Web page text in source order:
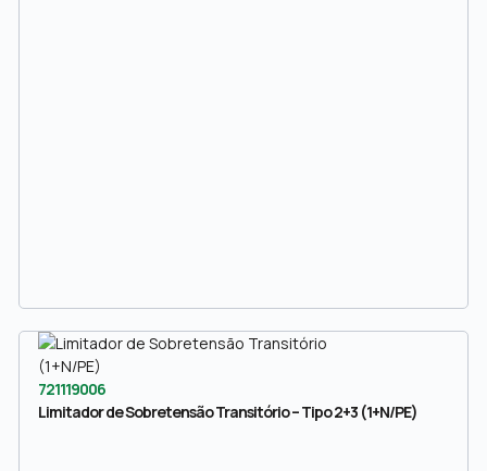
721119006
Limitador de Sobretensão Transitório – Tipo 2+3 (1+N/PE)